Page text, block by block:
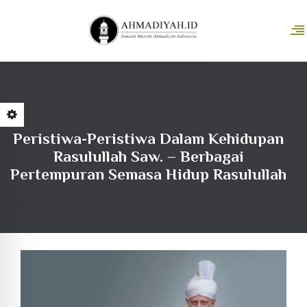
Peristiwa-Peristiwa Dalam Kehidupan
Rasulullah Saw. – Berbagai
Pertempuran Semasa Hidup Rasulullah